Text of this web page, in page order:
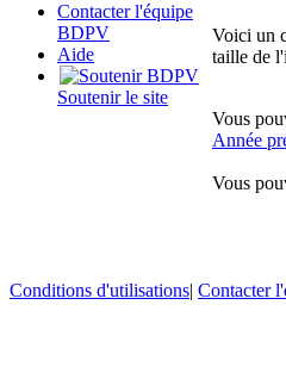
Contacter l'équipe
BDPV
Aide
Soutenir le site
Voici un
taille de
Vous
Année
Vous
Conditions d'utilisations| Contacter